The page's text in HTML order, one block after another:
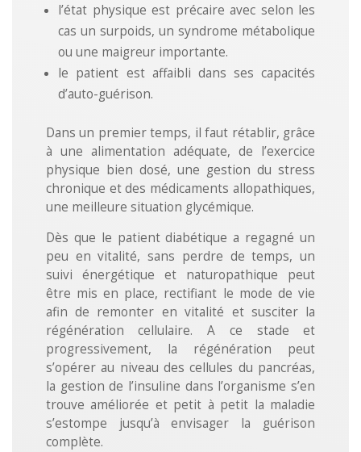
l’état physique est précaire avec selon les
cas un surpoids, un syndrome métabolique
ou une maigreur importante.
le patient est affaibli dans ses capacités
d’auto-guérison.
​Dans un premier temps, il faut rétablir, grâce
à une alimentation adéquate, de l’exercice
physique bien dosé, une gestion du stress
chronique et des médicaments allopathiques,
une meilleure situation glycémique​.
​Dès que le patient diabétique a regagné un
peu en vitalité, sans perdre de temps, ​un
suivi énergétique et naturopathique peut
être mis en place​, rectifiant le mode de vie
afin de remonter en vitalité et susciter la
régénération cellulaire. A ce stade et
progressivement, la régénération peut
s’opérer au niveau des cellules du pancréas,
la gestion de l’insuline dans l’organisme s’en
trouve améliorée et petit à petit la maladie
s’estompe jusqu’à envisager la guérison
complète.